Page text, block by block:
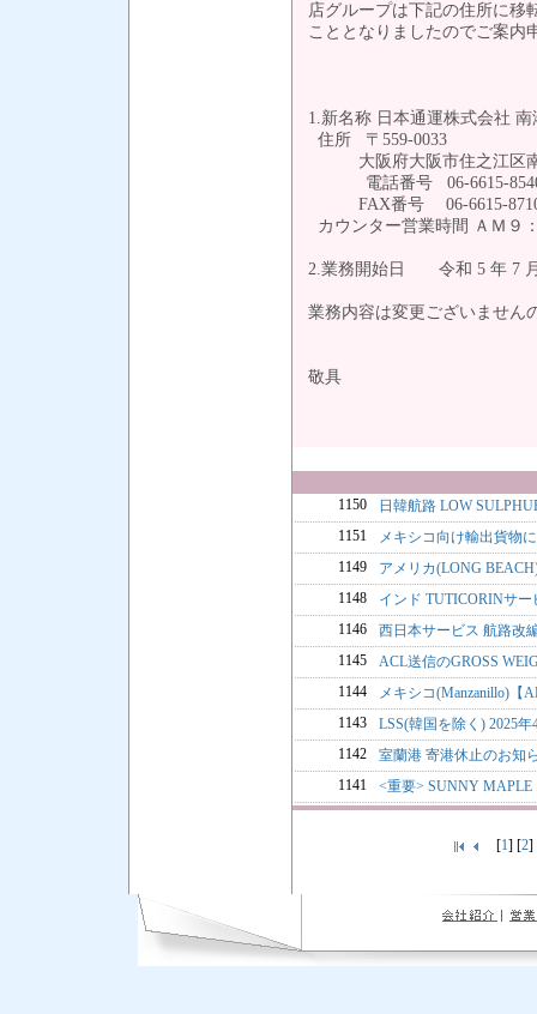
店グループは下記の住所に移
こととなりましたのでご案内
1.新名称 日本通運株式会社
住所 〒559-0033
大阪府大阪市住之江区南
電話番号 06-6615-
FAX番号 06-6615-
カウンター営業時間 ＡＭ９
2.業務開始日 令和 5 年 7
業務内容は変更ございません
敬具
1150
日韓航路 LOW
1151
メキシコ向け輸出貨物
1149
アメリカ(LONG
1148
インド TUTICORINサ
1146
西日本サービス 航路改
1145
ACL送信のGROSS
1144
メキシコ(Manzanillo)【
1143
LSS(韓国を除く) 2025
1142
室蘭港 寄港休止のお知
1141
<重要> SUNNY
[1] [2]